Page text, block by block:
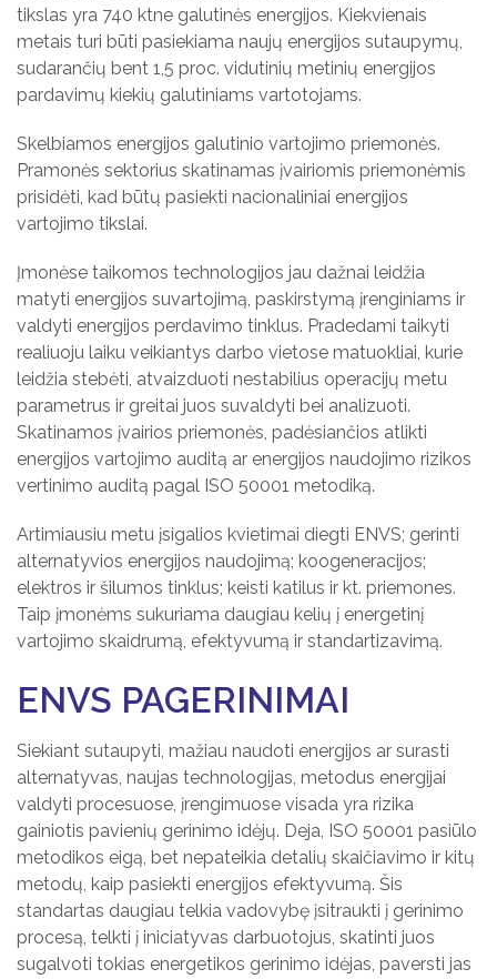
tikslas yra 740 ktne galutinės energijos. Kiekvienais
metais turi būti pasiekiama naujų energijos sutaupymų,
sudarančių bent 1,5 proc. vidutinių metinių energijos
pardavimų kiekių galutiniams vartotojams.
Skelbiamos energijos galutinio vartojimo priemonės.
Pramonės sektorius skatinamas įvairiomis priemonėmis
prisidėti, kad būtų pasiekti nacionaliniai energijos
vartojimo tikslai.
Įmonėse taikomos technologijos jau dažnai leidžia
matyti energijos suvartojimą, paskirstymą įrenginiams ir
valdyti energijos perdavimo tinklus. Pradedami taikyti
realiuoju laiku veikiantys darbo vietose matuokliai, kurie
leidžia stebėti, atvaizduoti nestabilius operacijų metu
parametrus ir greitai juos suvaldyti bei analizuoti.
Skatinamos įvairios priemonės, padėsiančios atlikti
energijos vartojimo auditą ar energijos naudojimo rizikos
vertinimo auditą pagal ISO 50001 metodiką.
Artimiausiu metu įsigalios kvietimai diegti ENVS; gerinti
alternatyvios energijos naudojimą; koogeneracijos;
elektros ir šilumos tinklus; keisti katilus ir kt. priemones.
Taip įmonėms sukuriama daugiau kelių į energetinį
vartojimo skaidrumą, efektyvumą ir standartizavimą.
ENVS PAGERINIMAI
Siekiant sutaupyti, mažiau naudoti energijos ar surasti
alternatyvas, naujas technologijas, metodus energijai
valdyti procesuose, įrengimuose visada yra rizika
gainiotis pavienių gerinimo idėjų. Deja, ISO 50001 pasiūlo
metodikos eigą, bet nepateikia detalių skaičiavimo ir kitų
metodų, kaip pasiekti energijos efektyvumą. Šis
standartas daugiau telkia vadovybę įsitraukti į gerinimo
procesą, telkti į iniciatyvas darbuotojus, skatinti juos
sugalvoti tokias energetikos gerinimo idėjas, paversti jas